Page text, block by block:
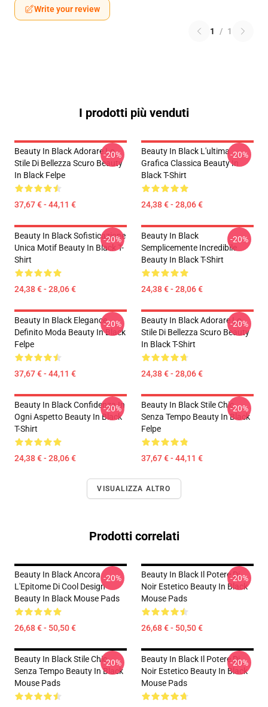
Write your review
1 / 1
I prodotti più venduti
Beauty In Black Adorare Lo
Stile Di Bellezza Scuro Beauty
In Black Felpe
37,67 € - 44,11 €
-20%
Beauty In Black L'ultima
Grafica Classica Beauty In
Black T-Shirt
24,38 € - 28,06 €
-20%
Beauty In Black Sofisticazione
Unica Motif Beauty In Black T-
Shirt
24,38 € - 28,06 €
-20%
Beauty In Black
Semplicemente Incredibile
Beauty In Black T-Shirt
24,38 € - 28,06 €
-20%
Beauty In Black Elegance
Definito Moda Beauty In Black
Felpe
37,67 € - 44,11 €
-20%
Beauty In Black Adorare Lo
Stile Di Bellezza Scuro Beauty
In Black T-Shirt
24,38 € - 28,06 €
-20%
Beauty In Black Confidenza In
Ogni Aspetto Beauty In Black
T-Shirt
24,38 € - 28,06 €
-20%
Beauty In Black Stile Chic
Senza Tempo Beauty In Black
Felpe
37,67 € - 44,11 €
-20%
VISUALIZZA ALTRO
Prodotti correlati
Beauty In Black Ancora
L'Epitome Di Cool Design
Beauty In Black Mouse Pads
26,68 € - 50,50 €
-20%
Beauty In Black Il Potere Di
Noir Estetico Beauty In Black
Mouse Pads
26,68 € - 50,50 €
-20%
Beauty In Black Stile Chic
Senza Tempo Beauty In Black
Mouse Pads
-20%
Beauty In Black Il Potere Di
Noir Estetico Beauty In Black
Mouse Pads
-20%